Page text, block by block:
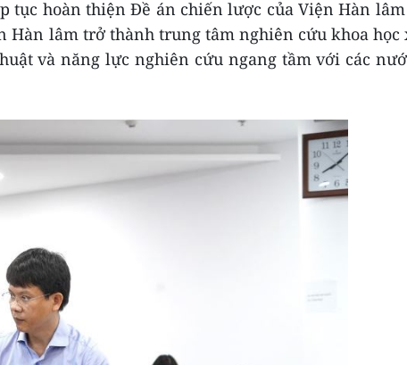
tục hoàn thiện Đề án chiến lược của Viện Hàn
lâm trở thành trung tâm nghiên cứu khoa học
và năng lực nghiên cứu ngang tầm với các